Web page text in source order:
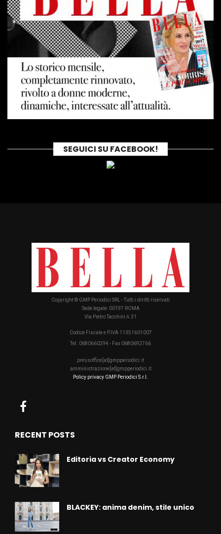
SEGUICI SU FACEBOOK!
Copyright © GMP Periodici SRL - Tutti i diritti riservati
Sede legale: 00197 ROMA
Via Pietro Tacchini n.31
Codice Fiscale e P.IVA 11351601007
Tel. 0680660294 - Fax 0680692766
pressoffice[at]gmpperiodici.it
amministrazione[at]gmpperiodici.it
Policy privacy GMP Periodici S.r.l.
RECENT POSTS
Editoria vs Creator Economy
BLACKEY: anima denim, stile unico